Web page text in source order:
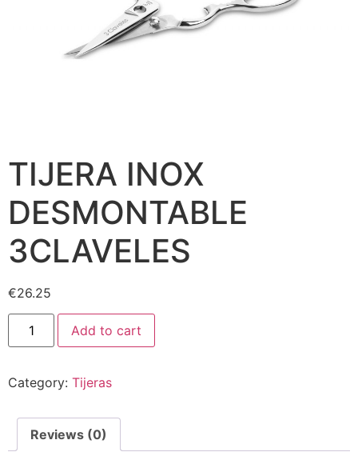
TIJERA INOX
DESMONTABLE
3CLAVELES
€26.25
Add to cart
Category: Tijeras
Reviews (0)